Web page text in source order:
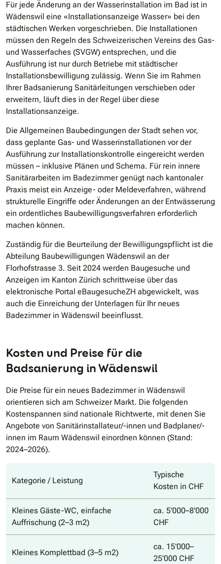
Für jede Änderung an der Wasserinstallation im Bad ist in
Wädenswil eine «Installationsanzeige Wasser» bei den
städtischen Werken vorgeschrieben. Die Installationen
müssen den Regeln des Schweizerischen Vereins des Gas-
und Wasserfaches (SVGW) entsprechen, und die
Ausführung ist nur durch Betriebe mit städtischer
Installationsbewilligung zulässig. Wenn Sie im Rahmen
Ihrer Badsanierung Sanitärleitungen verschieben oder
erweitern, läuft dies in der Regel über diese
Installationsanzeige.
Die Allgemeinen Baubedingungen der Stadt sehen vor,
dass geplante Gas- und Wasserinstallationen vor der
Ausführung zur Installationskontrolle eingereicht werden
müssen – inklusive Plänen und Schema. Für rein innere
Sanitärarbeiten im Badezimmer genügt nach kantonaler
Praxis meist ein Anzeige- oder Meldeverfahren, während
strukturelle Eingriffe oder Änderungen an der Entwässerung
ein ordentliches Baubewilligungsverfahren erforderlich
machen können.
Zuständig für die Beurteilung der Bewilligungspflicht ist die
Abteilung Baubewilligungen Wädenswil an der
Florhofstrasse 3. Seit 2024 werden Baugesuche und
Anzeigen im Kanton Zürich schrittweise über das
elektronische Portal eBaugesucheZH abgewickelt, was
auch die Einreichung der Unterlagen für Ihr neues
Badezimmer in Wädenswil beeinflusst.
Kosten und Preise für die
Badsanierung in Wädenswil
Die Preise für ein neues Badezimmer in Wädenswil
orientieren sich am Schweizer Markt. Die folgenden
Kostenspannen sind nationale Richtwerte, mit denen Sie
Angebote von Sanitärinstallateur/-innen und Badplaner/-
innen im Raum Wädenswil einordnen können (Stand:
2024–2026).
Kategorie / Leistung
Typische
Kosten in CHF
Kleines Gäste-WC, einfache
Auffrischung (2–3 m2)
ca. 5'000–8'000
CHF
Kleines Komplettbad (3–5 m2)
ca. 15'000–
25'000 CHF